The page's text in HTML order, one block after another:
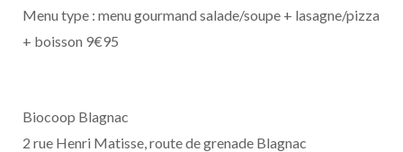
Menu type : menu gourmand salade/soupe + lasagne/pizza
+ boisson 9€95
Biocoop Blagnac
2 rue Henri Matisse, route de grenade Blagnac